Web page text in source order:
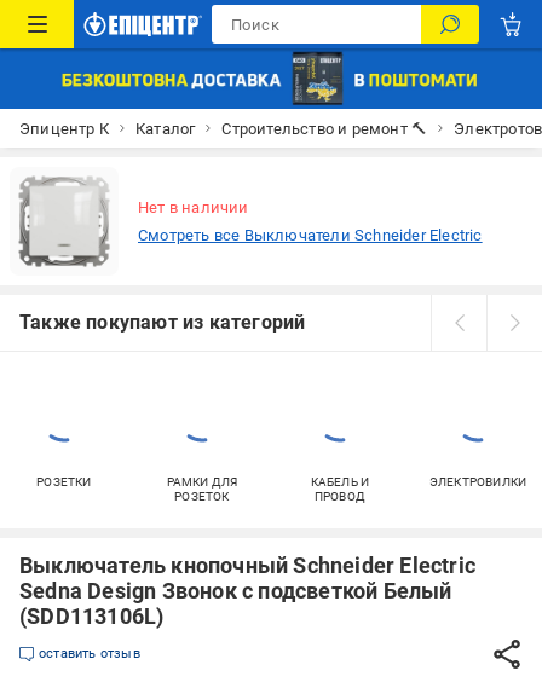
Эпицентр К Каталог Строительство и ремонт 🔨
Нет в наличии
Смотреть все Выключатели Schneider Electric
Также покупают из категорий
РОЗЕТКИ
РАМКИ ДЛЯ
РОЗЕТОК
КАБЕЛЬ И
ПРОВОД
ЭЛЕКТРОВИЛКИ
Выключатель кнопочный Schneider Electric
Sedna Design Звонок с подсветкой Белый
(SDD113106L)
оставить отзыв